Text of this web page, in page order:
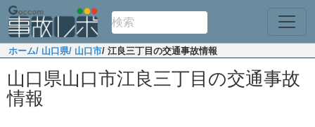
ホーム/ 山口県/ 山口市/ 江良三丁目の交通事故情報
山口県山口市江良三丁目の交通事故
情報